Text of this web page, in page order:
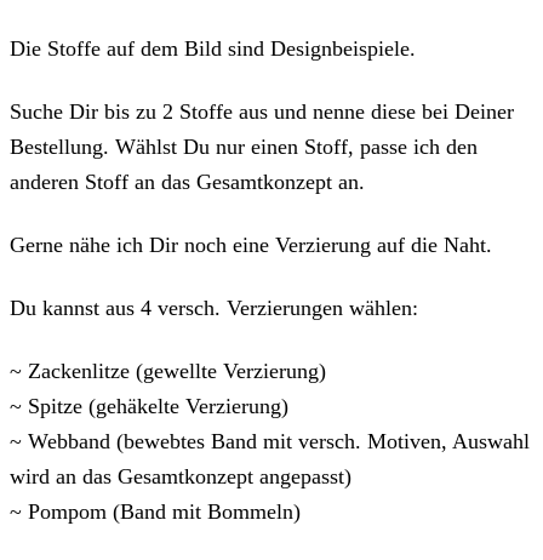
Die Stoffe auf dem Bild sind Designbeispiele.
Suche Dir bis zu 2 Stoffe aus und nenne diese bei Deiner
Bestellung. Wählst Du nur einen Stoff, passe ich den
anderen Stoff an das Gesamtkonzept an.
Gerne nähe ich Dir noch eine Verzierung auf die Naht.
Du kannst aus 4 versch. Verzierungen wählen:
~ Zackenlitze (gewellte Verzierung)
~ Spitze (gehäkelte Verzierung)
~ Webband (bewebtes Band mit versch. Motiven, Auswahl
wird an das Gesamtkonzept angepasst)
~ Pompom (Band mit Bommeln)